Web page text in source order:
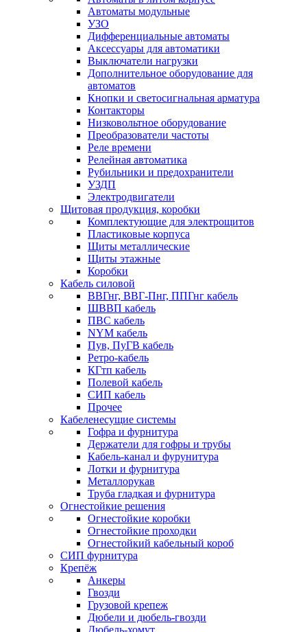
Автоматы модульные
УЗО
Дифференциальные автоматы
Аксессуары для автоматики
Выключатели нагрузки
Дополнительное оборудование для
автоматов
Кнопки и светосигнальная арматура
Контакторы
Низковольтное оборудование
Преобразователи частоты
Реле времени
Релейная автоматика
Рубильники и предохранители
УЗДП
Электродвигатели
Щитовая продукция, коробки
Комплектующие для электрощитов
Пластиковые корпуса
Щиты металлические
Щиты этажные
Коробки
Кабель силовой
ВВГнг, ВВГ-Пнг, ППГнг кабель
ШВВП кабель
ПВС кабель
NYM кабель
Пув, ПуГВ кабель
Ретро-кабель
КГтп кабель
Полевой кабель
СИП кабель
Прочее
Кабеленесущие системы
Гофра и фурнитура
Держатели для гофры и трубы
Кабель-канал и фурунитура
Лотки и фурнитура
Металлорукав
Труба гладкая и фурнитура
Огнестойкие решения
Огнестойкие коробки
Огнестойкие проходки
Огнестойкий кабельный короб
СИП фурнитура
Крепёж
Анкеры
Гвозди
Грузовой крепеж
Дюбели и дюбель-гвозди
Дюбель-хомут